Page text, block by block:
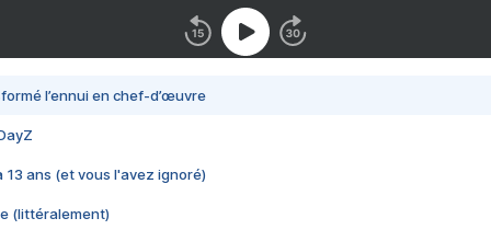
l’ennui en chef-d’œuvre
13 ans (et vous l'avez ignoré)
(littéralement)